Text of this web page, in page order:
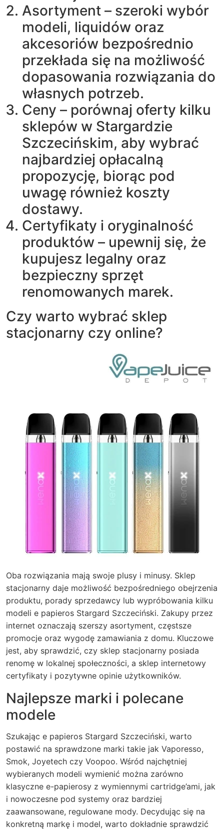
Asortyment – szeroki wybór
modeli, liquidów oraz
akcesoriów bezpośrednio
przekłada się na możliwość
dopasowania rozwiązania do
własnych potrzeb.
Ceny – porównaj oferty kilku
sklepów w Stargardzie
Szczecińskim, aby wybrać
najbardziej opłacalną
propozycję, biorąc pod
uwagę również koszty
dostawy.
Certyfikaty i oryginalność
produktów – upewnij się, że
kupujesz legalny oraz
bezpieczny sprzęt
renomowanych marek.
Czy warto wybrać sklep
stacjonarny czy online?
Oba rozwiązania mają swoje plusy i minusy. Sklep
stacjonarny daje możliwość bezpośredniego obejrzenia
produktu, porady sprzedawcy lub wypróbowania kilku
modeli e papieros Stargard Szczeciński. Zakupy przez
internet oznaczają szerszy asortyment, częstsze
promocje oraz wygodę zamawiania z domu. Kluczowe
jest, aby sprawdzić, czy sklep stacjonarny posiada
renomę w lokalnej społeczności, a sklep internetowy
certyfikaty i pozytywne opinie użytkowników.
Najlepsze marki i polecane
modele
Szukając e papieros Stargard Szczeciński, warto
postawić na sprawdzone marki takie jak Vaporesso,
Smok, Joyetech czy Voopoo. Wśród najchętniej
wybieranych modeli wymienić można zarówno
klasyczne e-papierosy z wymiennymi cartridge’ami, jak
i nowoczesne pod systemy oraz bardziej
zaawansowane, regulowane mody. Decydując się na
konkretną markę i model, warto dokładnie sprawdzić